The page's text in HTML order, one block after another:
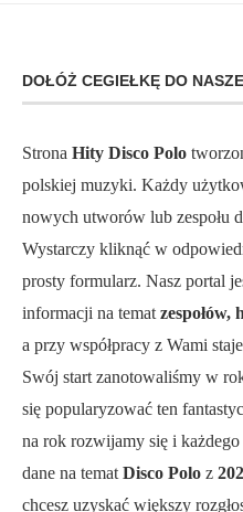
DOŁÓŻ CEGIEŁKĘ DO
Strona Hity Disco Polo
polskiej muzyki. Każdy
nowych utworów lub zespołu
Wystarczy kliknąć w
prosty formularz. Nasz portal
informacji na tematzespołów,
a przy współpracy z Wami
Swój start zanotowaliśmy w
się popularyzować ten
na rok rozwijamy się i
dane na tematDisco Polo z
chcesz uzyskać większy